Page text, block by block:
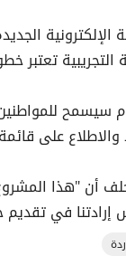
التجريبية
سيسمح للمواطنين
والاطلاع على
أن "هذا
إرادتنا في